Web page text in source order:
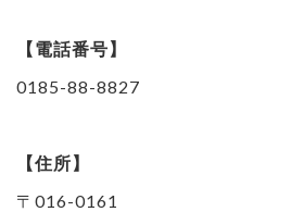
【電話番号】
0185-88-8827
【住所】
〒016-0161